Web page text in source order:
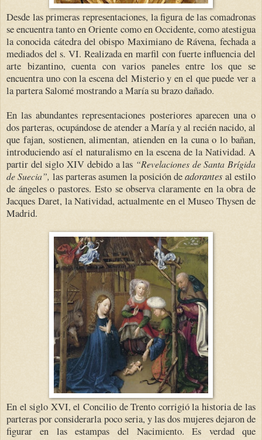
Desde las primeras representaciones, la figura de las comadronas
se encuentra tanto en Oriente como en Occidente, como atestigua
la conocida cátedra del obispo Maximiano de Rávena, fechada a
mediados del s. VI. Realizada en marfil con fuerte influencia del
arte bizantino, cuenta con varios paneles entre los que se
encuentra uno con la escena del Misterio y en el que puede ver a
la partera Salomé mostrando a María su brazo dañado.
En las abundantes representaciones posteriores aparecen una o
dos parteras, ocupándose de atender a María y al recién nacido, al
que fajan, sostienen, alimentan, atienden en la cuna o lo bañan,
introduciendo así el naturalismo en la escena de la Natividad. A
partir del siglo XIV debido a las “Revelaciones de Santa Brígida
de Suecia”, las parteras asumen la posición deadorantes al estilo
de ángeles o pastores. Esto se observa claramente en la obra de
Jacques Daret, la Natividad, actualmente en el Museo Thysen de
Madrid.
En el siglo XVI, el Concilio de Trento corrigió la historia de las
parteras por considerarla poco seria, y las dos mujeres dejaron de
figurar en las estampas del Nacimiento. Es verdad que